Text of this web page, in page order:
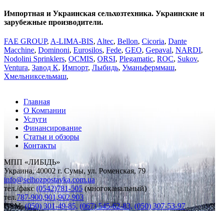
Импортная и Украинская сельхозтехника. Украинские и
зарубежные производители.
FAE GROUP, A-LIMA-BIS, Altec, Bellon, Cicoria, Dante
Macchine, Dominoni, Eurosilos, Fede, GEO, Gepaval, NARDI,
Nodolini Sprinklers, OCMIS, ORSI, Plegаmatic, ROC, Sukov,
Ventura, Завод К, Импорт, Лыбидь, Уманьферммаш,
Хмельниксельмаш,
Главная
О Компании
Услуги
Финансирование
Статьи и обзоры
Контакты
МПП «ЛИБІДЬ»
Украина, 40002 г. Сумы, ул. Роменская, 79
info@selhozpostavka.com.ua
тел./факс (0542)781-505 (многоканальный)
тел.787-900,901,902,903
GSM:(050) 301-49-85, (067) 545-62-83, (050) 307-53-97